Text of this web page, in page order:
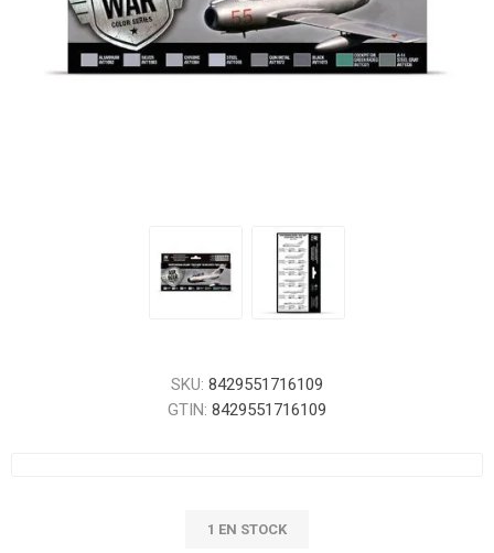
SKU: 8429551716109
GTIN: 8429551716109
1 EN STOCK